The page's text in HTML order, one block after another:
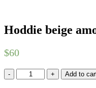
Hoddie beige
$60
Hoddie
beige
Add to